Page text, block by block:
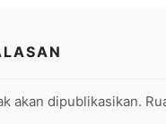
akan dipublikasikan.